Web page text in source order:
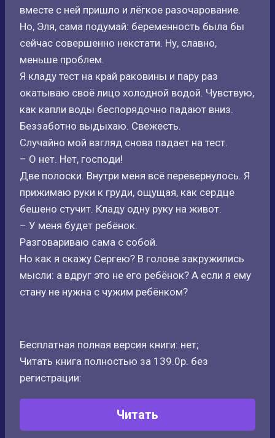
вместе с ней пришло и лёгкое разочарование.
Но, Эля, сама подумай: беременность была бы
сейчас совершенно некстати. Ну, славно,
меньше проблем.
Я кладу тест на край раковины и пару раз
окатываю своё лицо холодной водой. Чувствую,
как капли воды беспорядочно падают вниз.
Беззаботно выдыхаю. Свежесть.
Случайно мой взгляд снова падает на тест.
– О нет. Нет, господи!
Две полоски. Внутри меня всё перевернулось. Я
прижимаю руки к груди, ощущая, как сердце
бешено стучит. Кладу одну руку на живот.
– У меня будет ребёнок.
Разговариваю сама с собой.
Но как я скажу Сергею? В голове закружились
мысли: а вдруг это не его ребёнок? А если я ему
стану не нужна с чужим ребёнком?
Бесплатная полная версия книги: нет;
Читать книга полностью за 139.0р. без
регистрации:
Читать